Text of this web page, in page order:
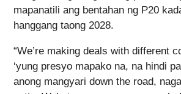
mapanatili ang bentahan ng P20
hanggang taong 2028.
“We’re making deals with different
‘yung presyo mapako na, na hindi
anong mangyari down the road,